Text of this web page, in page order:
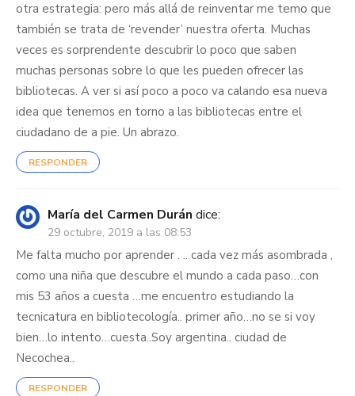
otra estrategia: pero más allá de reinventar me temo que
también se trata de ‘revender’ nuestra oferta. Muchas
veces es sorprendente descubrir lo poco que saben
muchas personas sobre lo que les pueden ofrecer las
bibliotecas. A ver si así poco a poco va calando esa nueva
idea que tenemos en torno a las bibliotecas entre el
ciudadano de a pie. Un abrazo.
RESPONDER
María del Carmen Durán dice:
29 octubre, 2019 a las 08:53
Me falta mucho por aprender . .. cada vez más asombrada ,
como una niña que descubre el mundo a cada paso…con
mis 53 años a cuesta …me encuentro estudiando la
tecnicatura en bibliotecología.. primer año…no se si voy
bien…lo intento…cuesta..Soy argentina.. ciudad de
Necochea..
RESPONDER